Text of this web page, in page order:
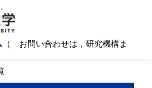
（ お問い合わせは，研究機構ま